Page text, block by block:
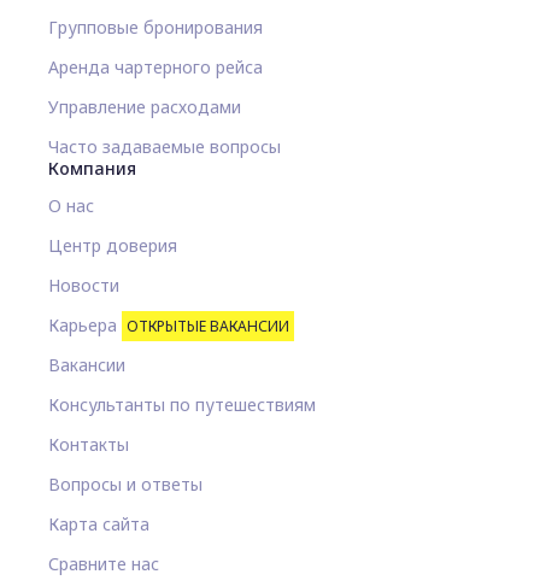
Групповые бронирования
Аренда чартерного рейса
Управление расходами
Часто задаваемые вопросы
Компания
О нас
Центр доверия
Новости
Карьера ОТКРЫТЫЕ ВАКАНСИИ
Вакансии
Консультанты по путешествиям
Контакты
Вопросы и ответы
Карта сайта
Сравните нас